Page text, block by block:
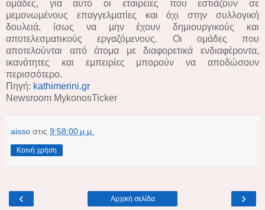
ομάδες, για αυτό οι εταιρείες που εστιάζουν σε
μεμονωμένους επαγγελματίες και όχι στην συλλογική
δουλειά, ίσως να μην έχουν δημιουργικούς και
αποτελεσματικούς εργαζόμενους. Οι ομάδες που
αποτελούνται από άτομα με διαφορετικά ενδιαφέροντα,
ικανότητες και εμπειρίες μπορούν να αποδώσουν
περισσότερο.
Πηγή: kathimerini.gr
Newsroom MykonosTicker
aisso στις 9:58:00 μ.μ.
Κοινή χρήση
‹ ›
Αρχική σελίδα